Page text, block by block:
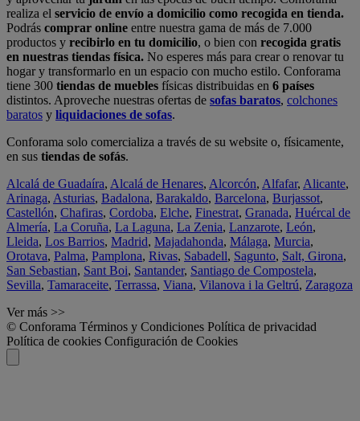
realiza el servicio de envío a domicilio como recogida en tienda.
Podrás comprar online entre nuestra gama de más de 7.000
productos y recibirlo en tu domicilio, o bien con recogida gratis
en nuestras tiendas física. No esperes más para crear o renovar tu
hogar y transformarlo en un espacio con mucho estilo. Conforama
tiene 300 tiendas de muebles físicas distribuidas en 6 países
distintos. Aproveche nuestras ofertas de sofas baratos, colchones
baratos y liquidaciones de sofas.
Conforama solo comercializa a través de su website o, físicamente,
en sus tiendas de sofás.
Alcalá de Guadaíra, Alcalá de Henares, Alcorcón, Alfafar, Alicante,
Arinaga, Asturias, Badalona, Barakaldo, Barcelona, Burjassot,
Castellón, Chafiras, Cordoba, Elche, Finestrat, Granada, Huércal de
Almería, La Coruña, La Laguna, La Zenia, Lanzarote, León,
Lleida, Los Barrios, Madrid, Majadahonda, Málaga, Murcia,
Orotava, Palma, Pamplona, Rivas, Sabadell, Sagunto, Salt, Girona,
San Sebastian, Sant Boi, Santander, Santiago de Compostela,
Sevilla, Tamaraceite, Terrassa, Viana, Vilanova i la Geltrú, Zaragoza
Ver más >>
© Conforama Términos y Condiciones Política de privacidad
Política de cookies Configuración de Cookies